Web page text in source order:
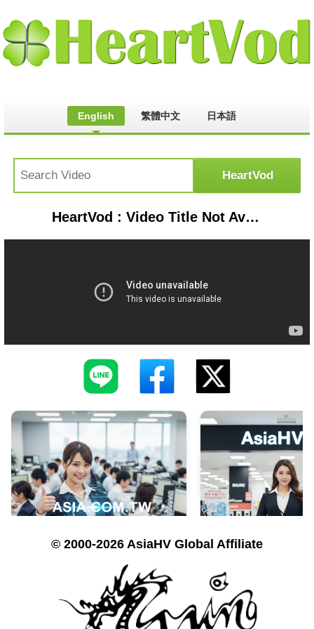
English 繁體中文 日本語
HeartVod : Video Title Not Available
© 2000-2026 AsiaHV Global Affiliate